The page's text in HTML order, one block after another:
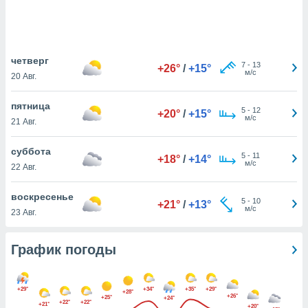
установки
веб-
как
четверг
20 Авг.
+26° / +15° 7- 13
м/с
пятница
21 Авг.
+20° / +15° 5- 12
м/с
суббота
22 Авг.
+18° / +14° 5- 11
м/с
воскресенье
23 Авг.
+21° / +13° 5- 10
м/с
График погоды
+29°
+21° +22° +22°
+25°
+28°
+34°
+24°
+35°
+29°
+26°
+20°